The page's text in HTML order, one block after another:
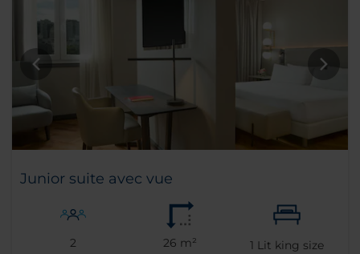
Junior suite avec vue
2 26 m² 1 Lit king size